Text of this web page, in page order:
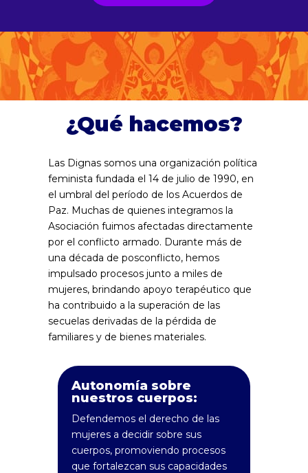
¿Qué hacemos?
Las Dignas somos una organización política
feminista fundada el 14 de julio de 1990, en
el umbral del período de los Acuerdos de
Paz. Muchas de quienes integramos la
Asociación fuimos afectadas directamente
por el conflicto armado. Durante más de
una década de posconflicto, hemos
impulsado procesos junto a miles de
mujeres, brindando apoyo terapéutico que
ha contribuido a la superación de las
secuelas derivadas de la pérdida de
familiares y de bienes materiales.
Autonomía sobre
nuestros cuerpos:
Defendemos el derecho de las
mujeres a decidir sobre sus
cuerpos, promoviendo procesos
que fortalezcan sus capacidades